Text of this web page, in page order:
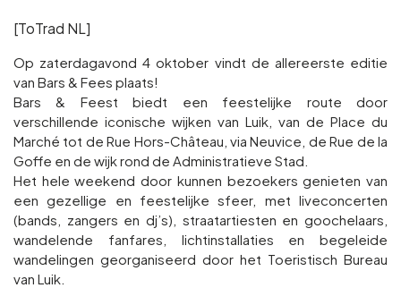
[ToTrad NL]
Op zaterdagavond 4 oktober vindt de allereerste editie
van Bars & Fees plaats!
Bars & Feest biedt een feestelijke route door
verschillende iconische wijken van Luik, van de Place du
Marché tot de Rue Hors-Château, via Neuvice, de Rue de la
Goffe en de wijk rond de Administratieve Stad.
Het hele weekend door kunnen bezoekers genieten van
een gezellige en feestelijke sfeer, met liveconcerten
(bands, zangers en dj’s), straatartiesten en goochelaars,
wandelende fanfares, lichtinstallaties en begeleide
wandelingen georganiseerd door het Toeristisch Bureau
van Luik.